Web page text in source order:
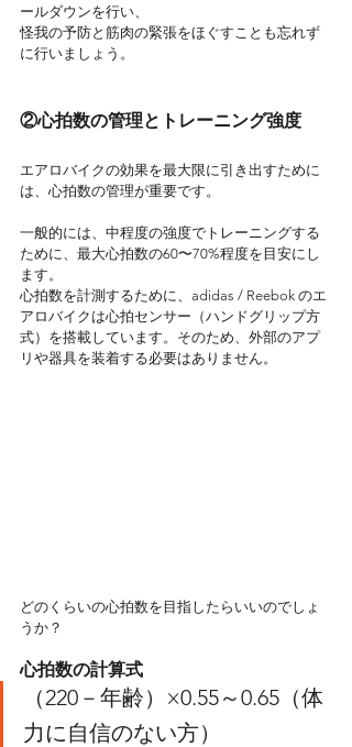
ールダウンを行い、
怪我の予防と筋肉の緊張をほぐすことも忘れず
に行いましょう。
②心拍数の管理とトレーニング強度
エアロバイクの効果を最大限に引き出すために
は、心拍数の管理が重要です。
一般的には、中程度の強度でトレーニングする
ために、最大心拍数の60〜70%程度を目安にし
ます。
心拍数を計測するために、adidas / Reebok のエ
アロバイクは心拍センサー（ハンドグリップ方
式）を搭載しています。そのため、外部のアプ
リや器具を装着する必要はありません。
どのくらいの心拍数を目指したらいいのでしょ
うか？
心拍数の計算式
（220－年齢）×0.55～0.65（体
力に自信のない方）